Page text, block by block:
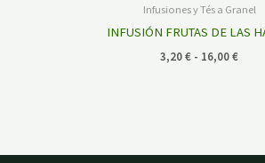
Infusiones y Tés a Granel
INFUSIÓN FRUTAS DE LAS
3,20€ - 16,00€
3,20
hasta